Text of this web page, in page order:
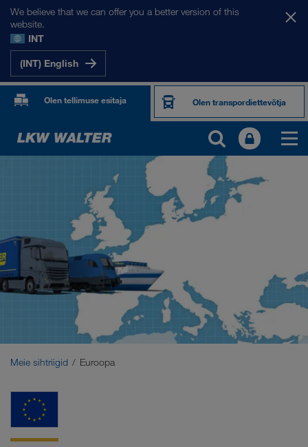
We believe that we can offer you a better version of this
website.
INT
(INT) English
Olen tellimuse esitaja Olen transpordiettevõtja
Kesk-Aasia
Venemaa
Meie sihtriigid Euroopa